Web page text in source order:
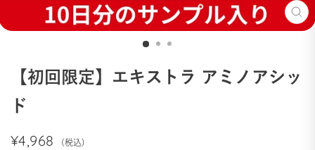
閉
じ
【初回限定】エキストラ アミノアシッ
ド
通
¥4,968 (税込)